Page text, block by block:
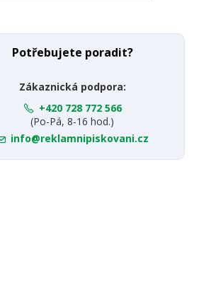
Potřebujete poradit?
Zákaznická podpora:
+420 728 772 566
(Po-Pá, 8-16 hod.)
info@reklamnipiskovani.cz